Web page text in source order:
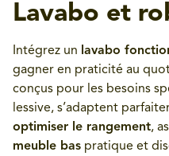
Lavabo et
Intégrez un lavabo
gagner en praticité au
conçus pour les besoins
lessive, s’adaptent
optimiser le rangement,
meuble bas pratique et